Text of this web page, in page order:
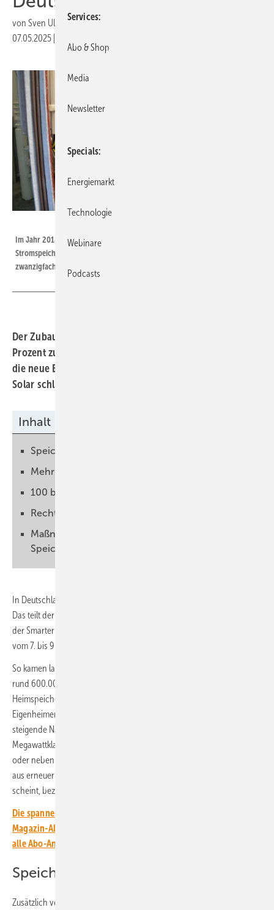
von Sven Ullrich
07.05.2025
Im Jahr 2018 haben die Handwerker den hunderttausendsten
Stromspeicher installiert. In den letzten sieben Jahren kam die
zwanzigfache Anzahl hinzu.
Der Zubau hat allein im ersten Quartal 2025 um etwa 16
Prozent zugelegt. Doch für einen weiteren Ausbau muss
die neue Bundesregierung dringend handeln. Der BSW-
Solar schlägt einige notwendige Maßnahmen vor.
Inhalt
Speicher baurechtlich privilegieren
Mehr Ökostrom ins Netz integrieren
100 bis 150 Gigawattstunden werden gebraucht
Rechtliche Rahmenbedingungen sind überholt
Maßnahmen zum beschleunigten
Speicherausbau
In Deutschland ging der zweimillionste Solarstromspeicher in Betrieb.
Das teilt der Bundesverband Solarwirtschaft (BSW-Solar) zum Start
der Smarter E Europe mit. Die größte europäische Energiemesse findet
vom 7. bis 9. Mai 2025 in München statt.
So kamen laut Angaben des Verbands allein im vergangenen Jahr
rund 600.000 neue Solarbatterien hinzu. Denn inzwischen zählt der
Heimspeicher bei der Installation von neuen Photovoltaikanlagen auf
Eigenheimen inzwischen zum Standard. Dazu kommt noch die jüngst
steigende Nachfrage, insbesondere nach Großspeichern der
Megawattklasse. Diese werden entweder als Standalone-Systeme
oder neben Solar- und Windparks errichtet. Sie ermöglichen es, Strom
aus erneuerbaren Energien auch dann zu nutzen, wenn keine Sonne
scheint, beziehungsweise kein Wind weht.
Die spannendsten Artikel, Grafiken und Dossiers erhalten unsere
Magazin-Abonnent:innen. Sie haben noch kein Abo? Jetzt über
alle Abo-Angebote informieren und Wissensvorsprung sichern.
Speicher baurechtlich privilegieren
Zusätzlich vermeiden sie bei intelligenter Steuerung jede Menge
Services
Abo & Shop
Media
Newsletter
Specials
Energiemarkt
Technologie
Webinare
Podcasts